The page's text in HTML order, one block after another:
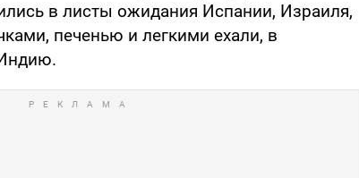
в листы ожидания Испании, Израиля,
печенью и легкими ехали, в